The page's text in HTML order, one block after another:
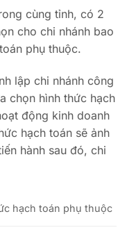
cùng tỉnh, có 2
cho chi nhánh bao
phụ thuộc.
lập chi nhánh công
chọn hình thức hạch
động kinh doanh
hạch toán sẽ ảnh
hành sau đó, chi
hạch toán phụ thuộc